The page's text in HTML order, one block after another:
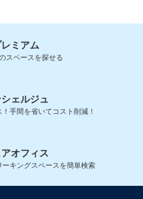
ミアム
スペースを探せる
ェルジュ
手間を省いてコスト削減！
オフィス
キングスペースを簡単検索